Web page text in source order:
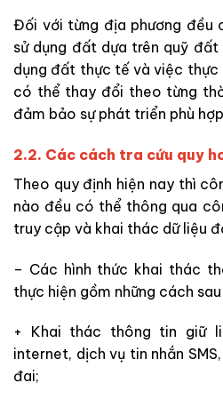
Đối với từng địa phương đều
sử dụng đất dựa trên quỹ đất
dụng đất thực tế và việc thực
có thể thay đổi theo từng
đảm bảo sự phát triển phù
2.2. Các cách tra cứu quy
Theo quy định hiện nay thì
nào đều có thể thông qua
truy cập và khai thác dữ liệu
– Các hình thức khai thác
thực hiện gồm những cách
+ Khai thác thông tin giữ
internet, dịch vụ tin nhắn
đai;